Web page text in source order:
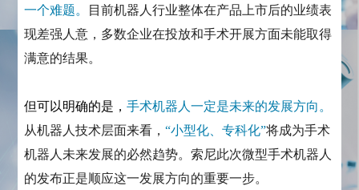
一个难题。
目前机器人行业整体在产品上市后的业绩表
现差强人意，多数企业在投放和手术开展方面未能取得
满意的结果。
但可以明确的是，手术机器人一定是未来的发展方向。
从机器人技术层面来看，“小型化、专科化”将成为手术
机器人未来发展的必然趋势。索尼此次微型手术机器人
的发布正是顺应这一发展方向的重要一步。